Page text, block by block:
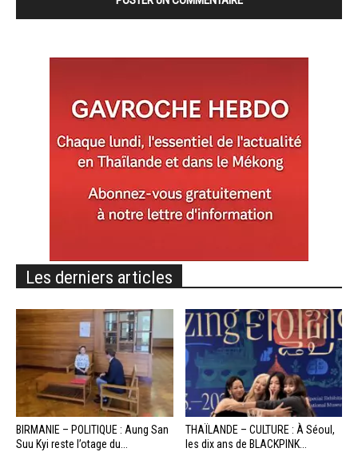
Les derniers articles
BIRMANIE – POLITIQUE : Aung San
Suu Kyi reste l’otage du...
THAÏLANDE – CULTURE : À Séoul,
les dix ans de BLACKPINK...